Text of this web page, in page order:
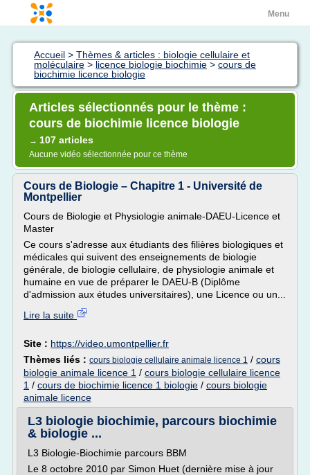
Menu
Accueil > Thèmes & articles : biologie cellulaire et
moléculaire > licence biologie biochimie > cours de
biochimie licence biologie
Articles sélectionnés pour le thème :
cours de biochimie licence biologie
→ 107 articles
Aucune vidéo sélectionnée pour ce thème
Cours de Biologie – Chapitre 1 - Université de
Montpellier
Cours de Biologie et Physiologie animale-DAEU-Licence et
Master
Ce cours s'adresse aux étudiants des filières biologiques et
médicales qui suivent des enseignements de biologie
générale, de biologie cellulaire, de physiologie animale et
humaine en vue de préparer le DAEU-B (Diplôme
d'admission aux études universitaires), une Licence ou un...
Lire la suite
Site : https://video.umontpellier.fr
Thèmes liés : cours biologie cellulaire animale licence 1 / cours
biologie animale licence 1 / cours biologie cellulaire licence
1 / cours de biochimie licence 1 biologie / cours biologie
animale licence
L3 biologie biochimie, parcours biochimie
& biologie ...
L3 Biologie-Biochimie parcours BBM
Le 8 octobre 2010 par Simon Huet (dernière mise à jour